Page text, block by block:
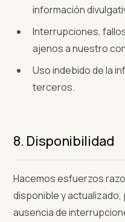
información
Interrupciones,
ajenos a nuestro
Uso indebido de la
terceros.
8. Disponibilidad
Hacemos esfuerzos
disponible y
ausencia de